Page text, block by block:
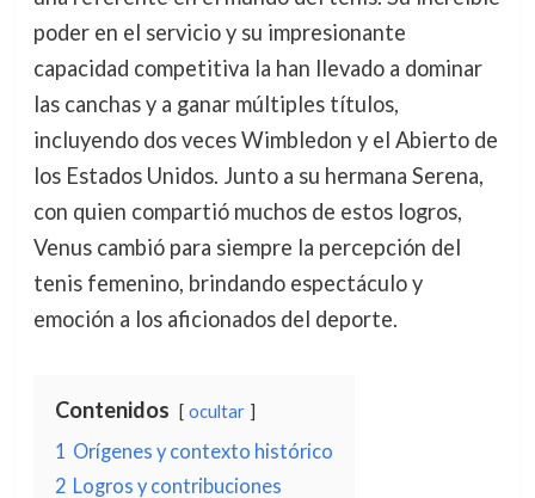
poder en el servicio y su impresionante
capacidad competitiva la han llevado a dominar
las canchas y a ganar múltiples títulos,
incluyendo dos veces Wimbledon y el Abierto de
los Estados Unidos. Junto a su hermana Serena,
con quien compartió muchos de estos logros,
Venus cambió para siempre la percepción del
tenis femenino, brindando espectáculo y
emoción a los aficionados del deporte.
Contenidos ocultar
1 Orígenes y contexto histórico
2 Logros y contribuciones